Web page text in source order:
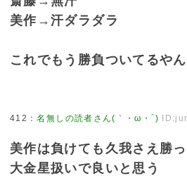
美作→汗ダラダラ
これでもう勝負ついてるやん
412 ：名無しの読者さん(｀・ω・´)
美作は負けても久我さえ勝
大金星扱いで良いと思う